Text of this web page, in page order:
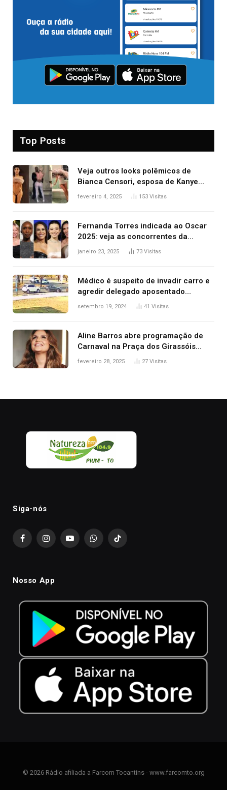
Top Posts
Veja outros looks polêmicos de
Bianca Censori, esposa de Kanye
West que apareceu nua no Grammy
fevereiro 4, 2025 153 Visitas
Fernanda Torres indicada ao Oscar
2025: veja as concorrentes da
brasileira a melhor atriz
janeiro 23, 2025 73 Visitas
Médico é suspeito de invadir carro e
agredir delegado aposentado
durante confusão no trânsito
setembro 19, 2024 41 Visitas
Aline Barros abre programação de
Carnaval na Praça dos Girassóis
nesta sexta-feira, em Palmas
fevereiro 28, 2025 27 Visitas
Siga-nós
FacebookInstagramYouTubeWhatsAppTikTok
Nosso App
© 2026 Rádio afiliada a Farcom Tocantins - www.farcomto.org